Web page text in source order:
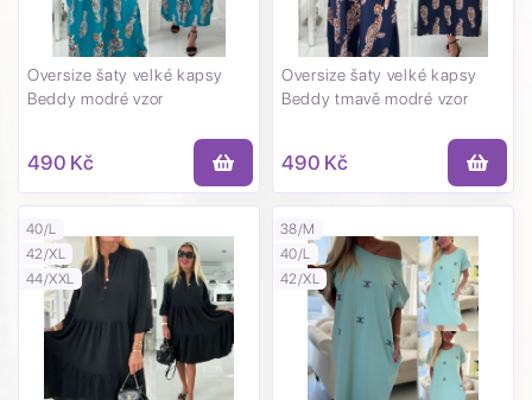
Oversize šaty velké kapsy
Beddy modré vzor
490 Kč
Oversize šaty velké kapsy
Beddy tmavě modré vzor
490 Kč
40/L
42/XL
44/XXL
38/M
40/L
42/XL